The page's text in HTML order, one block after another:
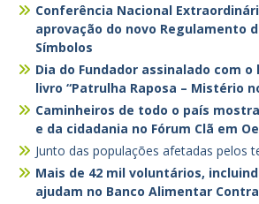
Conferência Nacional
aprovação do novo Regulamento
Símbolos
Dia do Fundador assinalado com
livro “Patrulha Raposa – Mistério
Caminheiros de todo o país
e da cidadania no Fórum Clã em
Junto das populações afetadas pelos
Mais de 42 mil voluntários,
ajudam no Banco Alimentar